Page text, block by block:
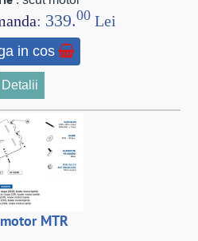
: 339.00 Lei
in cos
Detalii
MTR